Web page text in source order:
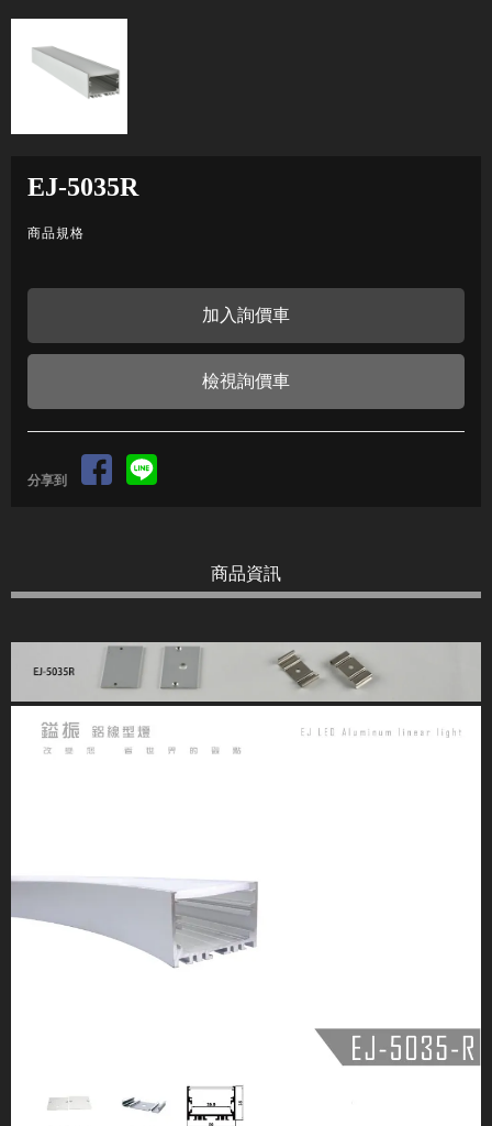
EJ-5035R
商品規格
檢視詢價車
分享到
商品資訊